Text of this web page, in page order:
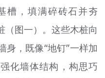
槽，填满碎砖石并夯
（图一）。这些木桩向
，既像“地钉”一样加
化墙体结构，构思巧